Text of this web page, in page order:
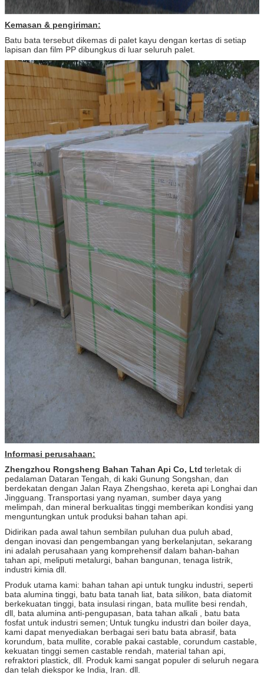
Kemasan & pengiriman:
Batu bata tersebut dikemas di palet kayu dengan kertas di setiap
lapisan dan film PP dibungkus di luar seluruh palet.
Informasi perusahaan:
Zhengzhou Rongsheng Bahan Tahan Api Co, Ltd terletak di
pedalaman Dataran Tengah, di kaki Gunung Songshan, dan
berdekatan dengan Jalan Raya Zhengshao, kereta api Longhai dan
Jingguang. Transportasi yang nyaman, sumber daya yang
melimpah, dan mineral berkualitas tinggi memberikan kondisi yang
menguntungkan untuk produksi bahan tahan api.
Didirikan pada awal tahun sembilan puluhan dua puluh abad,
dengan inovasi dan pengembangan yang berkelanjutan, sekarang
ini adalah perusahaan yang komprehensif dalam bahan-bahan
tahan api, meliputi metalurgi, bahan bangunan, tenaga listrik,
industri kimia dll.
Produk utama kami: bahan tahan api untuk tungku industri, seperti
bata alumina tinggi, batu bata tanah liat, bata silikon, bata diatomit
berkekuatan tinggi, bata insulasi ringan, bata mullite besi rendah,
dll, bata alumina anti-pengupasan, bata tahan alkali , batu bata
fosfat untuk industri semen; Untuk tungku industri dan boiler daya,
kami dapat menyediakan berbagai seri batu bata abrasif, bata
korundum, bata mullite, corable pakai castable, corundum castable,
kekuatan tinggi semen castable rendah, material tahan api,
refraktori plastick, dll. Produk kami sangat populer di seluruh negara
dan telah diekspor ke India, Iran. dll.